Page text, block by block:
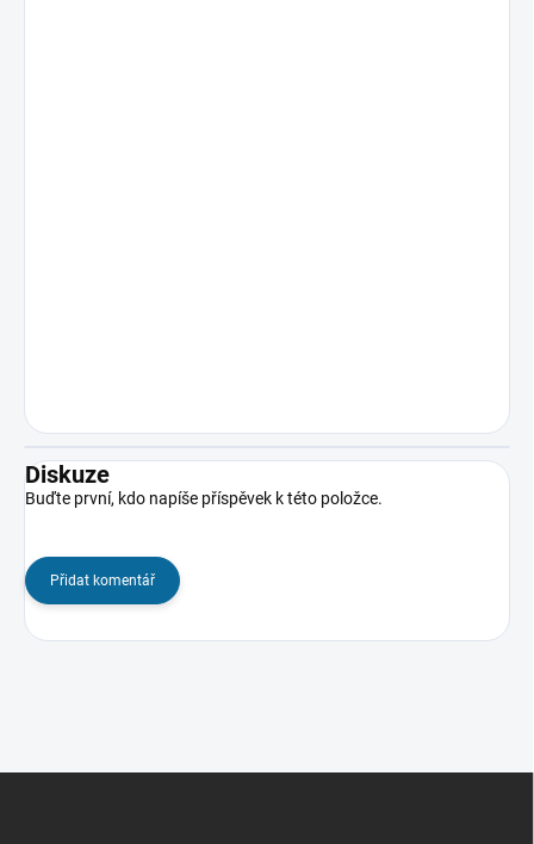
Diskuze
Buďte první, kdo napíše příspěvek k této položce.
Přidat komentář